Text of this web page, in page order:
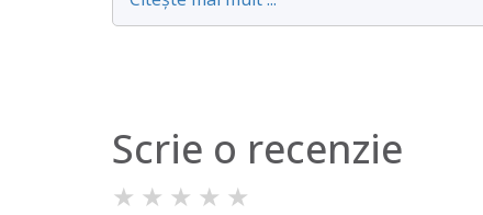
Scrie o recenzie
★ ★ ★ ★ ★